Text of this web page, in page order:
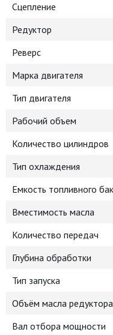
Сцепление
Редуктор
Реверс
Марка двигателя
Тип двигателя
Рабочий объем
Количество цилиндров
Тип охлаждения
Емкость топливного
Вместимость масла
Количество передач
Глубина обработки
Тип запуска
Объём масла редуктора
Вал отбора мощности